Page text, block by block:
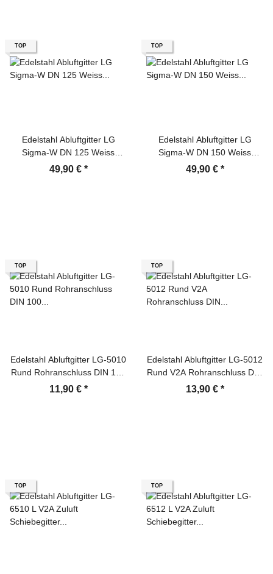
TOP
Edelstahl Abluftgitter LG
Sigma-W DN 125 Weiss
Pulverbeschichtet
49,90 € *
TOP
Edelstahl Abluftgitter LG
Sigma-W DN 150 Weiss
Pulverbeschichtet
49,90 € *
TOP
Edelstahl Abluftgitter LG-5010
Rund Rohranschluss DIN 100
Lüftungsgitter
11,90 € *
TOP
Edelstahl Abluftgitter LG-5012
Rund V2A Rohranschluss DIN
125 Lüftungsgitter
13,90 € *
TOP TOP